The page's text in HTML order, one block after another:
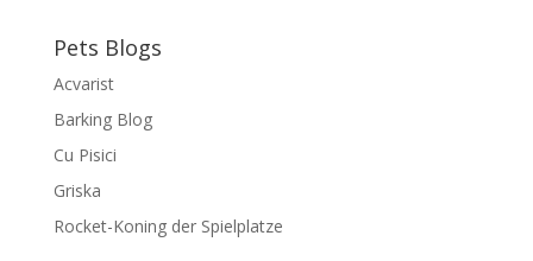
Pets Blogs
Acvarist
Barking Blog
Cu Pisici
Griska
Rocket-Koning der Spielplatze